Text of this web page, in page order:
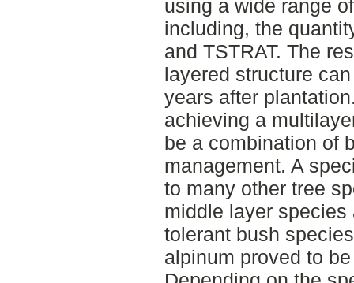
using a wide range
including, the
and TSTRAT. The
layered structure
years after
achieving a
be a combination of
management. A
to many other tree
middle layer
tolerant bush
alpinum proved to